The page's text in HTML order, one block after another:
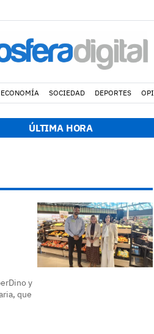
ECONOMÍA SOCIEDAD DEPORTES
ÚLTIMA HORA
de 49 años en un accidente de
y
que